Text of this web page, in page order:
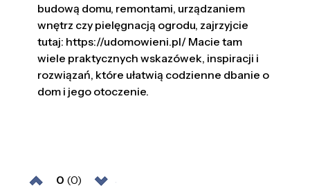
budową domu, remontami, urządzaniem
wnętrz czy pielęgnacją ogrodu, zajrzyjcie
tutaj: https://udomowieni.pl/ Macie tam
wiele praktycznych wskazówek, inspiracji i
rozwiązań, które ułatwią codzienne dbanie o
dom i jego otoczenie.
0 (0)